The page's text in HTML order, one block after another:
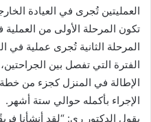
العمليتين تُجرى في العيادة
تكون المرحلة الأولى من
المرحلة الثانية تُجرى عملية في
الفترة التي تفصل بين
الإطالة في المنزل كجزء من
الإجراء بأكمله حوالي ستة أشهر.
يقول الدكتور ري: “لقد أنشأنا